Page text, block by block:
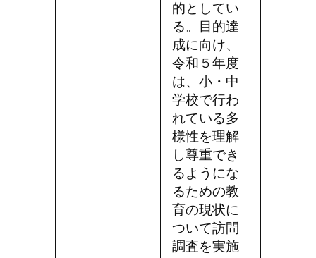
的としてい
る。目的達
成に向け、
令和５年度
は、小・中
学校で行わ
れている多
様性を理解
し尊重でき
るようにな
るための教
育の現状に
ついて訪問
調査を実施